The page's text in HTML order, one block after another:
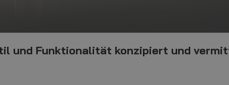
und Funktionalität konzipiert und